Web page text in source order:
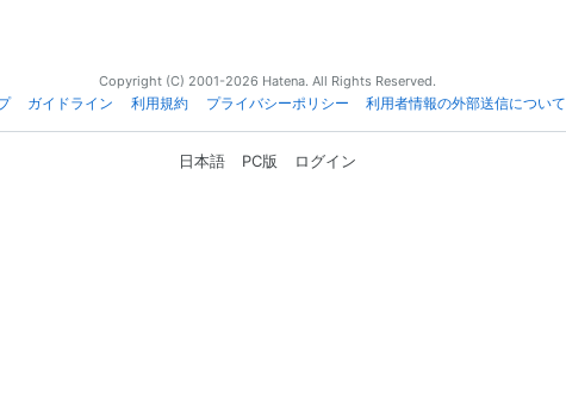
Copyright (C) 2001-2026 Hatena. All Rights Reserved.
ガイドライン 利用規約 プライバシーポリシー 利用者情報の外部送信について
日本語 PC版 ログイン